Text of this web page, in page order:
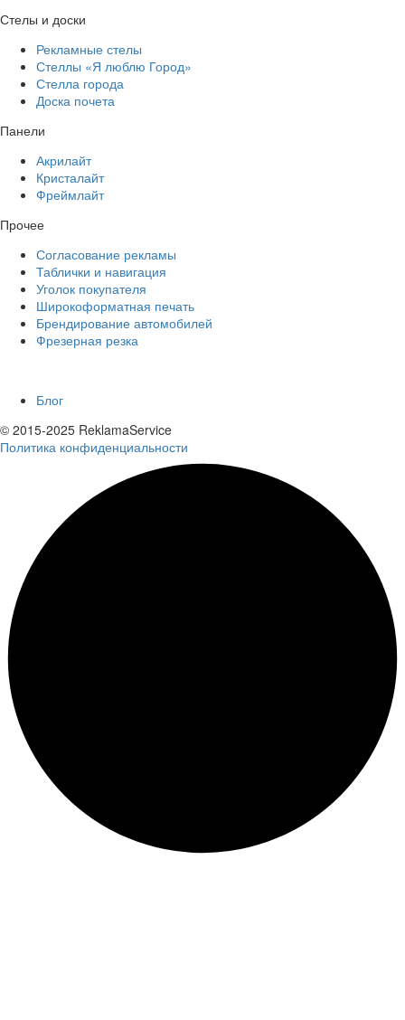
Стелы и доски
Рекламные стелы
Стеллы «Я люблю Город»
Стелла города
Доска почета
Панели
Акрилайт
Кристалайт
Фреймлайт
Прочее
Согласование рекламы
Таблички и навигация
Уголок покупателя
Широкоформатная печать
Брендирование автомобилей
Фрезерная резка
Блог
© 2015-2025 ReklamaService
Политика конфиденциальности